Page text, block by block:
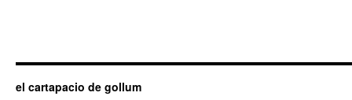
el cartapacio de gollum